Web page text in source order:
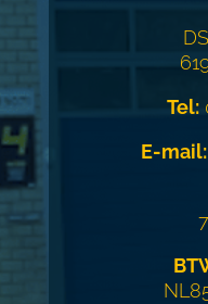
Tel:
E-mail: